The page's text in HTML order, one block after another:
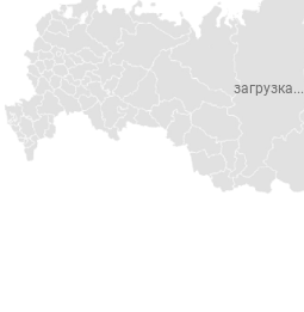
загрузка...